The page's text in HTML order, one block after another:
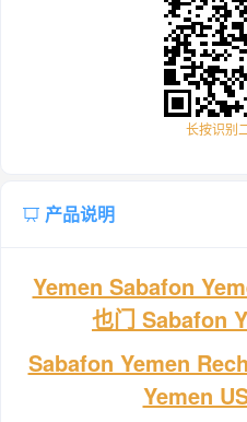
长按识别
产品说明
Yemen Sabafon
也门 Sabafon
Sabafon Yemen
Yemen